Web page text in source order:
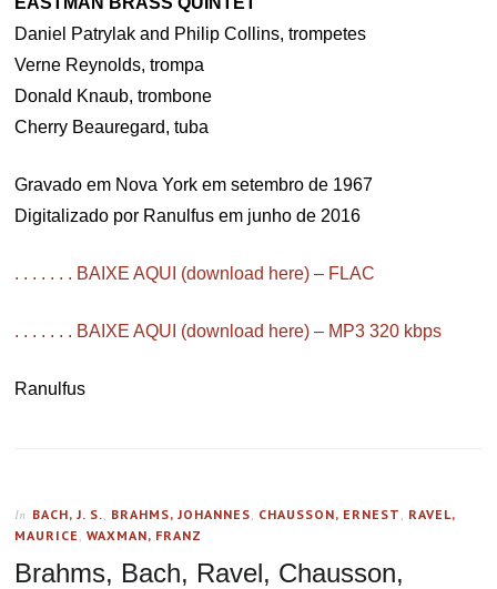
Daniel Patrylak and Philip Collins, trompetes
Verne Reynolds, trompa
Donald Knaub, trombone
Cherry Beauregard, tuba
Gravado em Nova York em setembro de 1967
Digitalizado por Ranulfus em junho de 2016
. . . . . . . BAIXE AQUI (download here) – FLAC
. . . . . . . BAIXE AQUI (download here) – MP3 320 kbps
Ranulfus
In BACH, J. S. BRAHMS, JOHANNES CHAUSSON, ERNEST
RAVEL,
MAURICE ,WAXMAN, FRANZ
Brahms, Bach, Ravel, Chausson,